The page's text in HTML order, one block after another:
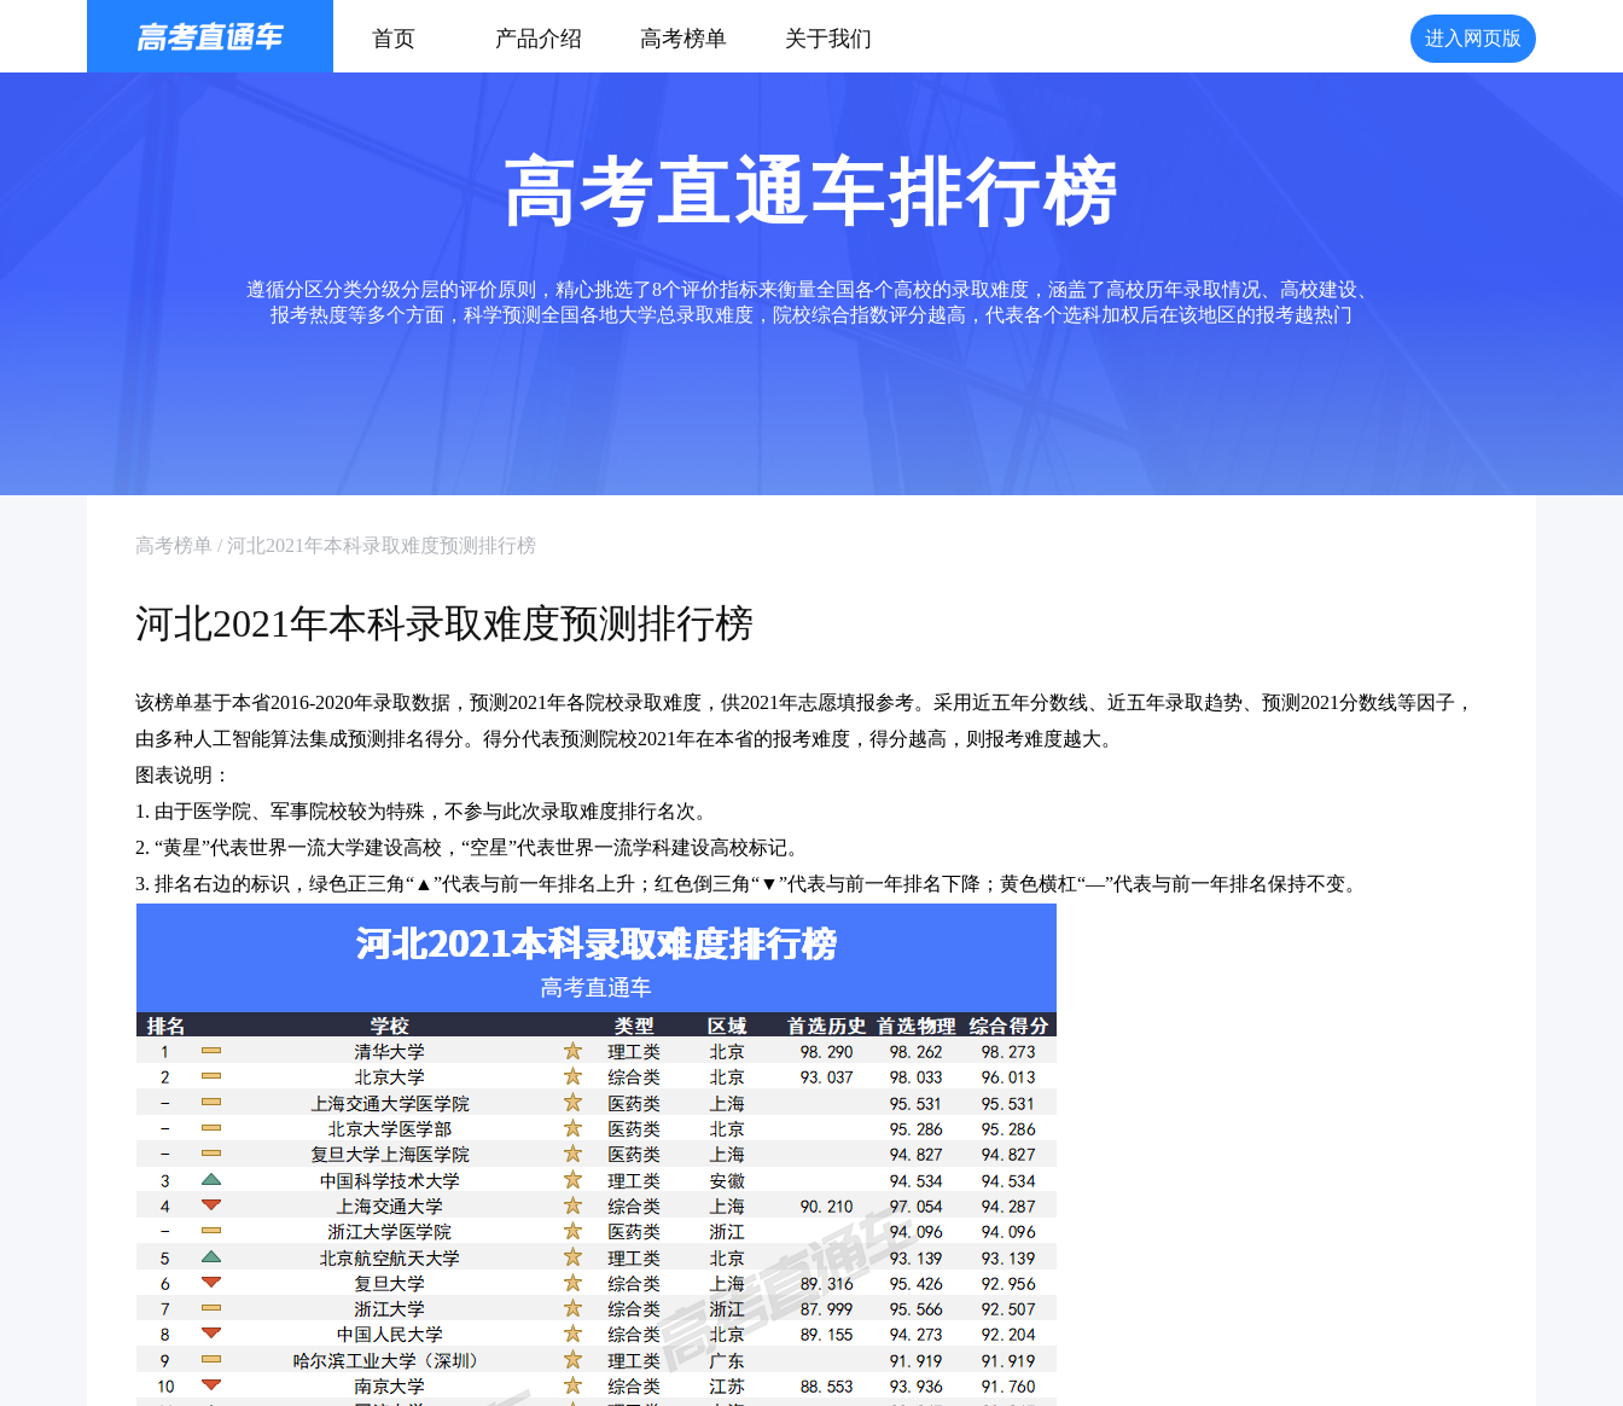
首页 产品介绍 高考榜单 关于我们 进入网页版
高考直通车排行榜
遵循分区分类分级分层的评价原则，精心挑选了8个评价指标来衡量全国各个高校的录取难度，涵盖了高校历年录取情况、高校建设、
报考热度等多个方面，科学预测全国各地大学总录取难度，院校综合指数评分越高，代表各个选科加权后在该地区的报考越热门
高考榜单 / 河北2021年本科录取难度预测排行榜
河北2021年本科录取难度预测排行榜
该榜单基于本省2016-2020年录取数据，预测2021年各院校录取难度，供2021年志愿填报参考。采用近五年分数线、近五年录取趋势、预测2021分数线等因子，
由多种人工智能算法集成预测排名得分。得分代表预测院校2021年在本省的报考难度，得分越高，则报考难度越大。
图表说明：
1. 由于医学院、军事院校较为特殊，不参与此次录取难度排行名次。
2. “黄星”代表世界一流大学建设高校，“空星”代表世界一流学科建设高校标记。
3. 排名右边的标识，绿色正三角“▲”代表与前一年排名上升；红色倒三角“▼”代表与前一年排名下降；黄色横杠“—”代表与前一年排名保持不变。